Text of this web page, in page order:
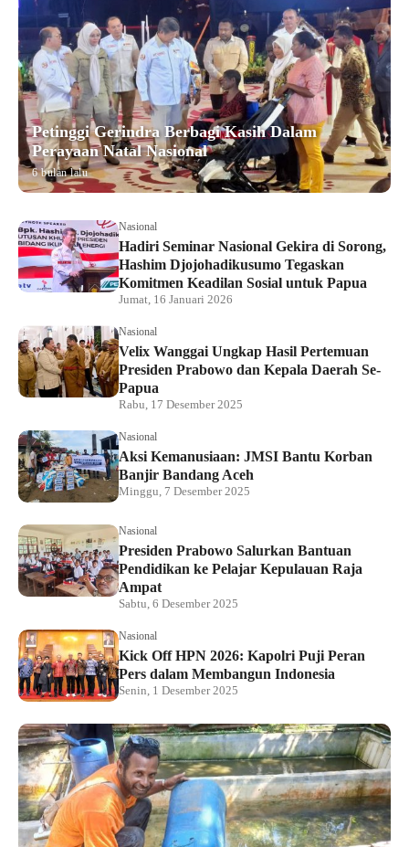
Petinggi Gerindra Berbagi Kasih Dalam
Perayaan Natal Nasional
6 bulan lalu
Nasional
Hadiri Seminar Nasional Gekira di Sorong,
Hashim Djojohadikusumo Tegaskan
Komitmen Keadilan Sosial untuk Papua
Jumat, 16 Januari 2026
Nasional
Velix Wanggai Ungkap Hasil Pertemuan
Presiden Prabowo dan Kepala Daerah Se-
Papua
Rabu, 17 Desember 2025
Nasional
Aksi Kemanusiaan: JMSI Bantu Korban
Banjir Bandang Aceh
Minggu, 7 Desember 2025
Nasional
Presiden Prabowo Salurkan Bantuan
Pendidikan ke Pelajar Kepulauan Raja
Ampat
Sabtu, 6 Desember 2025
Nasional
Kick Off HPN 2026: Kapolri Puji Peran
Pers dalam Membangun Indonesia
Senin, 1 Desember 2025